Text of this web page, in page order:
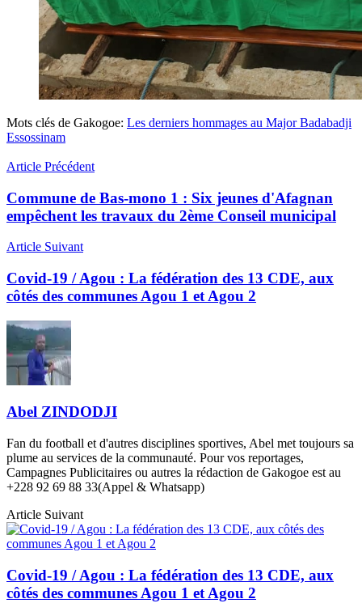
Mots clés de Gakogoe: Les derniers hommages au Major Badabadji
Essossinam
Article Précédent
Commune de Bas-mono 1 : Six jeunes d'Afagnan
empêchent les travaux du 2ème Conseil municipal
Article Suivant
Covid-19 / Agou : La fédération des 13 CDE, aux
côtés des communes Agou 1 et Agou 2
Abel ZINDODJI
Fan du football et d'autres disciplines sportives, Abel met toujours sa
plume au services de la communauté. Pour vos reportages,
Campagnes Publicitaires ou autres la rédaction de Gakogoe est au
+228 92 69 88 33(Appel & Whatsapp)
Article Suivant
Covid-19 / Agou : La fédération des 13 CDE, aux
côtés des communes Agou 1 et Agou 2